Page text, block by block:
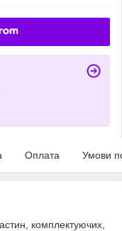
Оплата Умови
комплектуючих,